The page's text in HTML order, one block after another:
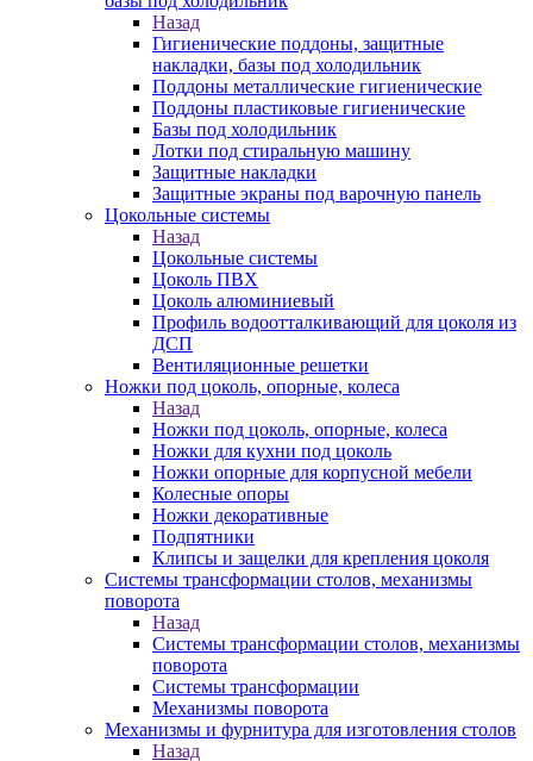
Назад
Гигиенические поддоны, защитные
накладки, базы под холодильник
Поддоны металлические гигиенические
Поддоны пластиковые гигиенические
Базы под холодильник
Лотки под стиральную машину
Защитные накладки
Защитные экраны под варочную панель
Цокольные системы
Назад
Цокольные системы
Цоколь ПВХ
Цоколь алюминиевый
Профиль водоотталкивающий для цоколя из
ДСП
Вентиляционные решетки
Ножки под цоколь, опорные, колеса
Назад
Ножки под цоколь, опорные, колеса
Ножки для кухни под цоколь
Ножки опорные для корпусной мебели
Колесные опоры
Ножки декоративные
Подпятники
Клипсы и защелки для крепления цоколя
Системы трансформации столов, механизмы
поворота
Назад
Системы трансформации столов, механизмы
поворота
Системы трансформации
Механизмы поворота
Механизмы и фурнитура для изготовления столов
Назад